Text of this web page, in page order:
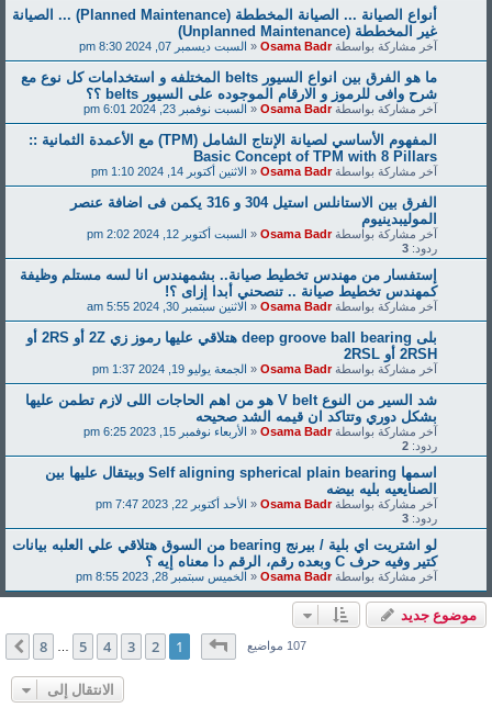
أنواع الصيانة ... الصيانة المخططة (Planned Maintenance) ... الصيانة
غير المخططة (Unplanned Maintenance)
آخر مشاركة بواسطةOsama Badr
«السبت ديسمبر 07, 2024 8:30 pm
ما هو الفرق بين انواع السيور belts المختلفه و استخدامات كل نوع مع
شرح وافى للرموز و الارقام الموجوده على السيور belts ؟؟
آخر مشاركة بواسطةOsama Badr
«السبت نوفمبر 23, 2024 6:01 pm
المفهوم الأساسي لصيانة الإنتاج الشامل (TPM) مع الأعمدة الثمانية ::
Basic Concept of TPM with 8 Pillars
آخر مشاركة بواسطةOsama Badr
«الاثنين أكتوبر 14, 2024 1:10 pm
الفرق بين الاستانلس استيل 304 و 316 يكمن فى اضافة عنصر
الموليبدينيوم
آخر مشاركة بواسطةOsama Badr
«السبت أكتوبر 12, 2024 2:02 pm
ردود: 3
إستفسار من مهندس تخطيط صيانة.. بشمهندس انا لسه مستلم وظيفة
كمهندس تخطيط صيانة .. تنصحني أبدا إزاى ؟!
آخر مشاركة بواسطةOsama Badr
«الاثنين سبتمبر 30, 2024 5:55 am
بلى deep groove ball bearing هتلاقي عليها رموز زي 2Z أو 2RS أو
2RSH أو 2RSL
آخر مشاركة بواسطةOsama Badr
«الجمعة يوليو 19, 2024 1:37 pm
شد السير من النوع V belt هو من اهم الحاجات اللى لازم تطمن عليها
بشكل دوري وتتاكد ان قيمه الشد صحيحه
آخر مشاركة بواسطةOsama Badr
«الأربعاء نوفمبر 15, 2023 6:25 pm
ردود: 2
اسمها Self aligning spherical plain bearing وبيتقال عليها بين
الصنايعيه بليه بيضه
آخر مشاركة بواسطةOsama Badr
«الأحد أكتوبر 22, 2023 7:47 pm
ردود: 3
لو اشتريت اي بلية / بيرنج bearing من السوق هتلاقي علي العلبه بيانات
كتير وفيه حرف C وبعده رقم، الرقم دا معناه إيه ؟
آخر مشاركة بواسطةOsama Badr
«الخميس سبتمبر 28, 2023 8:55 pm
موضوع جديد
107 مواضيع صفحة1 من8
1
2
3
4
5
8 التالي
الانتقال إلى